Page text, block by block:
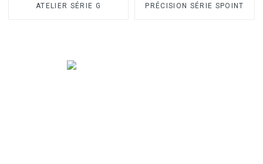
ATELIER SÉRIE G
PRÉCISION SÉRIE SPOINT